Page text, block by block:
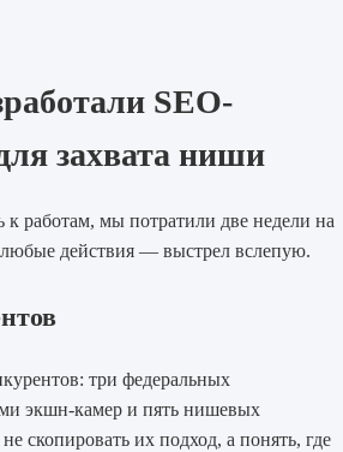
SEO-
захвата ниши
работам, мы потратили две недели на
любые действия — выстрел вслепую.
три федеральных
экшн-камер и пять нишевых
скопировать их подход, а понять, где